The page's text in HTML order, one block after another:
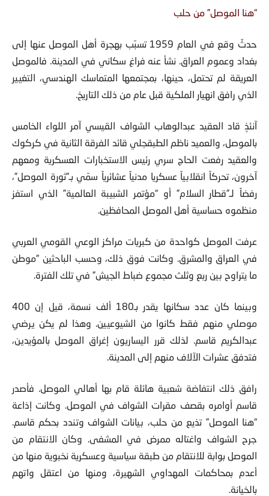
“هنا الموصل” من حلب
حدثٌ وقع في العام 1959 تسبّب بهجرة أهل الموصل عنها إلى
بغداد وعموم العراق. نشأ عنه فراغ سكاني في المدينة. فالموصل
العريقة لم تحتمل، حينها، بمجتمعها المتماسك الهندسي، التغيير
الذي رافق انهيار الملكية قبل عام من ذلك التاريخ.
آنئذٍ قاد العقيد عبدالوهاب الشواف القيسي آمر اللواء الخامس
بالموصل، والعميد ناظم الطبقجلي قائد الفرقة الثانية في كركوك
والعقيد رفعت الحاج سري رئيس الاستخبارات العسكرية ومعهم
آخرون، تحركاً انقلابياً عسكريا مدنياً عشائرياً سمّي بـ”ثورة الموصل”،
رفضاً لـ”قطار السلام” أو “مؤتمر الشبيبة العالمية” الذي استفز
منظموه حساسية أهل الموصل المحافظين.
عرفت الموصل كواحدة من كبريات مراكز الوعي القومي العربي
في العراق والمشرق. وكانت فوق ذلك، وحسب الباحثين “موطن
ما يتراوح بين ربع وثلث مجموع ضباط الجيش” في تلك الفترة.
وبينما كان عدد سكانها يقدر بـ180 ألف نسمة، قيل إن 400
موصلي منهم فقط كانوا من الشيوعيين. وهذا لم يكن يرضي
عبدالكريم قاسم. لذلك قرر اليساريون إغراق الموصل بالمؤيدين،
فتدفق عشرات الآلاف منهم إلى المدينة.
رافق ذلك انتفاضة شعبية هائلة قام بها أهالي الموصل. فأصدر
قاسم أوامره بقصف مقرات الشواف في الموصل. وكانت إذاعة
“هنا الموصل” تذيع من حلب، بيانات الشواف وتندد بحكم قاسم.
جرح الشواف واغتاله ممرض في المشفى. وكان الانتقام من
الموصل بوابة للانتقام من طبقة سياسية وعسكرية نخبوية منها من
أعدم بمحاكمات المهداوي الشهيرة، ومنها من اعتقل واتهم
بالخيانة.